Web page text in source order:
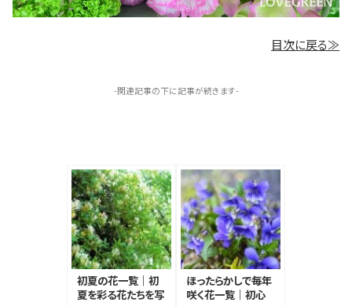
目次に戻る≫
-関連記事の下に記事が続きます-
初夏の花一覧｜初
夏を彩る花たちを写
ほったらかしで毎年
咲く花一覧｜初心